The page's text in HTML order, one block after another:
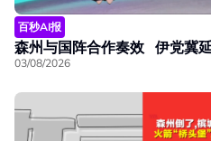
百秒AI报
森州与国阵合作奏效 伊党冀
03/08/2026